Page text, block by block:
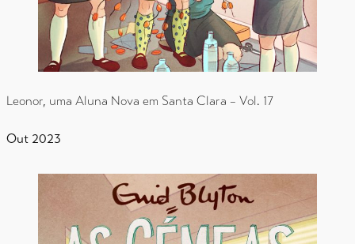
Leonor, uma Aluna Nova em Santa Clara – Vol. 17
Out 2023